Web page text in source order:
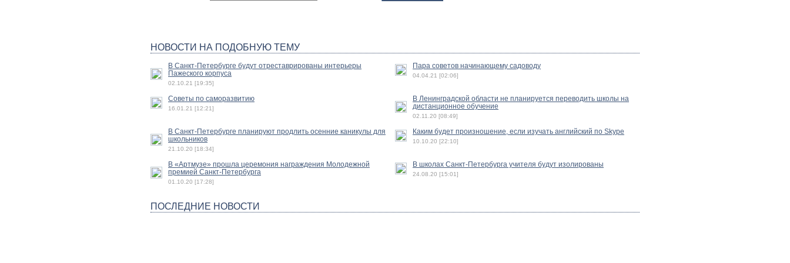
НОВОСТИ НА ПОДОБНУЮ ТЕМУ
В Санкт-Петербурге будут отреставрированы интерьеры
Пажеского корпуса
02.10.21 [19:35]
Пара советов начинающему садоводу
04.04.21 [02:06]
Советы по саморазвитию
16.01.21 [12:21]
В Ленинградской области не планируется переводить школы на
дистанционное обучение
02.11.20 [08:49]
В Санкт-Петербурге планируют продлить осенние каникулы для
школьников
21.10.20 [18:34]
Каким будет произношение, если изучать английский по Skype
10.10.20 [22:10]
В «Артмузе» прошла церемония награждения Молодежной
премией Санкт-Петербурга
01.10.20 [17:28]
В школах Санкт-Петербурга учителя будут изолированы
24.08.20 [15:01]
ПОСЛЕДНИЕ НОВОСТИ